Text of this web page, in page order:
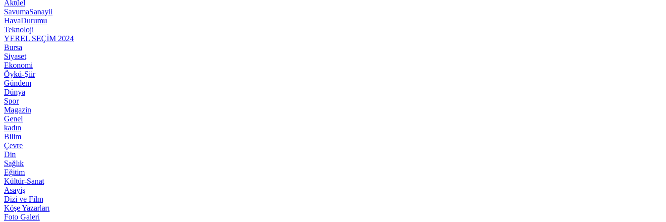
Aktüel
SavumaSanayii
HavaDurumu
Teknoloji
YEREL SEÇİM 2024
Bursa
Siyaset
Ekonomi
Öykü-Şiir
Gündem
Dünya
Spor
Magazin
Genel
kadın
Bilim
Çevre
Din
Sağlık
Eğitim
Kültür-Sanat
Asayiş
Dizi ve Film
Köşe Yazarları
Foto Galeri